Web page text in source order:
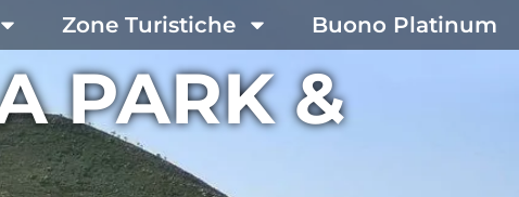
Zone Turistiche Buono Platinum
PARK &